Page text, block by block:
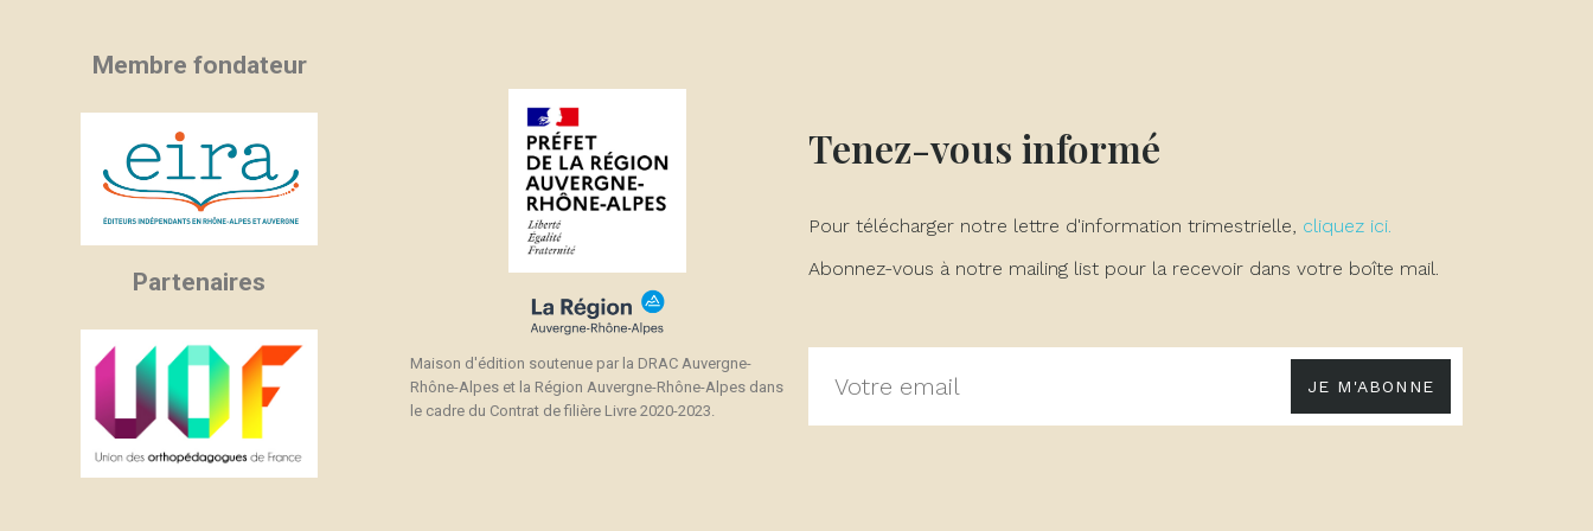
Membre fondateur
Partenaires
Maison d'édition soutenue par la DRAC Auvergne-
Rhône-Alpes et la Région Auvergne-Rhône-Alpes dans
le cadre du Contrat de filière Livre 2020-2023.
Tenez-vous informé
Pour télécharger notre lettre d'information trimestrielle, cliquez ici.
Abonnez-vous à notre mailing list pour la recevoir dans votre boîte mail.
JE M'ABONNE